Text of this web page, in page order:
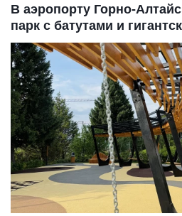
В аэропорту Горно-
парк с батутами и